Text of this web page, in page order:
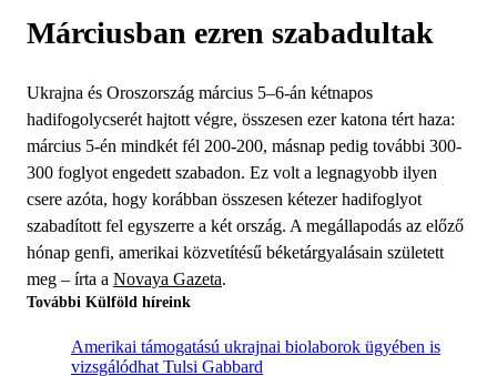
Márciusban ezren szabadultak
Ukrajna és Oroszország március 5–6-án kétnapos
hadifogolycserét hajtott végre, összesen ezer katona tért haza:
március 5-én mindkét fél 200-200, másnap pedig további 300-
300 foglyot engedett szabadon. Ez volt a legnagyobb ilyen
csere azóta, hogy korábban összesen kétezer hadifoglyot
szabadított fel egyszerre a két ország. A megállapodás az előző
hónap genfi, amerikai közvetítésű béketárgyalásain született
meg – írta a Novaya Gazeta.
További Külföld híreink
Amerikai támogatású ukrajnai biolaborok ügyében is
vizsgálódhat Tulsi Gabbard